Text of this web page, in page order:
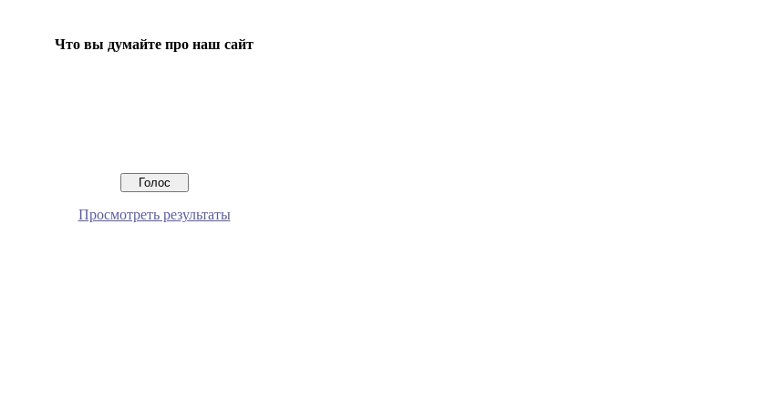
Что вы думайте про наш сайт
Просмотреть результаты